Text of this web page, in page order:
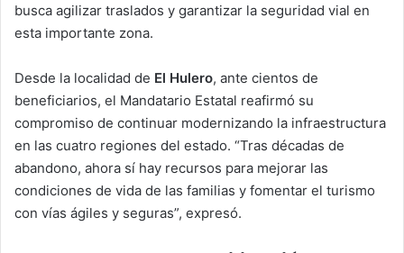
busca agilizar traslados y garantizar la seguridad vial en
esta importante zona.
Desde la localidad de El Hulero, ante cientos de
beneficiarios, el Mandatario Estatal reafirmó su
compromiso de continuar modernizando la infraestructura
en las cuatro regiones del estado. “Tras décadas de
abandono, ahora sí hay recursos para mejorar las
condiciones de vida de las familias y fomentar el turismo
con vías ágiles y seguras”, expresó.